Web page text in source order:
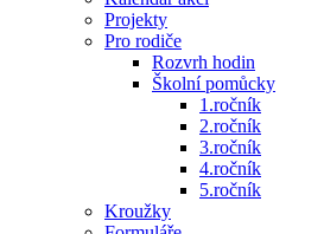
Projekty
Pro rodiče
Rozvrh hodin
Školní pomůcky
1.ročník
2.ročník
3.ročník
4.ročník
5.ročník
Kroužky